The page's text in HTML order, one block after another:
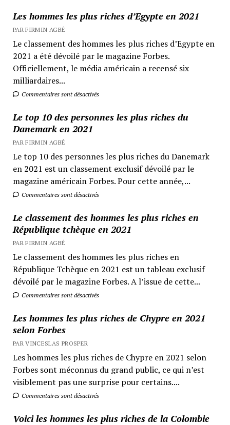
Les hommes les plus riches d’Egypte en 2021
PAR FIRMIN AGBÉ
Le classement des hommes les plus riches d’Egypte en
2021 a été dévoilé par le magazine Forbes.
Officiellement, le média américain a recensé six
milliardaires...
Commentaires sont désactivés
Le top 10 des personnes les plus riches du
Danemark en 2021
PAR FIRMIN AGBÉ
Le top 10 des personnes les plus riches du Danemark
en 2021 est un classement exclusif dévoilé par le
magazine américain Forbes. Pour cette année,...
Commentaires sont désactivés
Le classement des hommes les plus riches en
République tchèque en 2021
PAR FIRMIN AGBÉ
Le classement des hommes les plus riches en
République Tchèque en 2021 est un tableau exclusif
dévoilé par le magazine Forbes. A l’issue de cette...
Commentaires sont désactivés
Les hommes les plus riches de Chypre en 2021
selon Forbes
PAR VINCESLAS PROSPER
Les hommes les plus riches de Chypre en 2021 selon
Forbes sont méconnus du grand public, ce qui n’est
visiblement pas une surprise pour certains....
Commentaires sont désactivés
Voici les hommes les plus riches de la Colombie